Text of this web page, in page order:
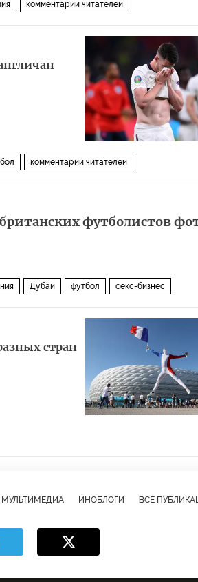
комментарии читателей
комментарии читателей
футболистов
Дубай футбол секс-бизнес
стран
МУЛЬТИМЕДИА ИНОБЛОГИ ВСЕ